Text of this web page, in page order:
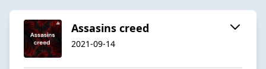
Assasins creed
2021-09-14